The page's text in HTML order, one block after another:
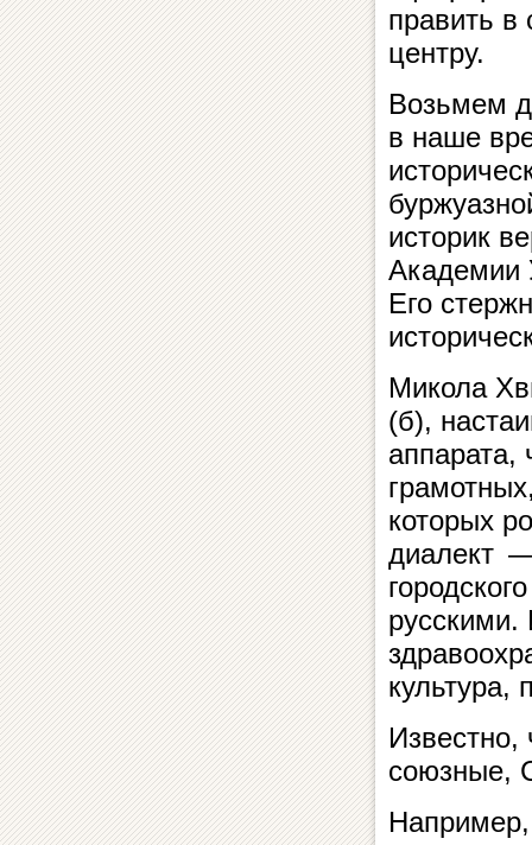
править в
центру.
Возьмем
в наше
историк
Академии
Его
Микола
(б),
аппарата,
которых
диалект —
Известно,
союзные,